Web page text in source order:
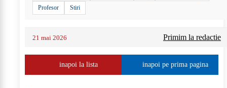
Profesor
Stiri
21 mai 2026 Primim la redactie
inapoi la lista inapoi pe prima pagina